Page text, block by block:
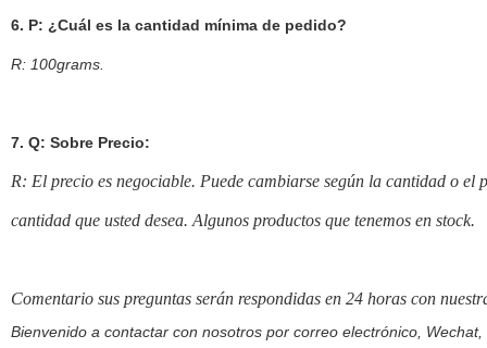
6. P: ¿Cuál es la cantidad mínima de pedido?
R: 100grams.
7. Q: Sobre Precio:
R: El precio es negociable. Puede cambiarse según la cantidad o
cantidad que usted desea. Algunos productos que tenemos en stock.
Comentario sus preguntas serán respondidas en 24 horas con
Bienvenido a contactar con nosotros por correo electrónico,